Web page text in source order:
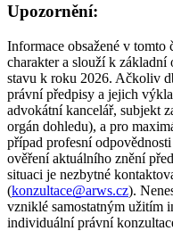
Upozornění:
Informace obsažené v
charakter a slouží k
stavu k roku 2026. Ačkoliv
právní předpisy a jejich
advokátní kancelář, subjekt
orgán dohledu), a pro
případ profesní
ověření aktuálního znění
situaci je nezbytné
(konzultace@arws.cz).
vzniklé samostatným užitím
individuální právní